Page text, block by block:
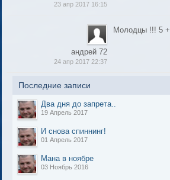
23 апр 2017 16:15
андрей 72
24 апр 2017 22:37
Молодцы !!! 5 +
Последние записи
Два дня до запрета..
19 Апрель 2017
И снова спиннинг!
01 Апрель 2017
Мана в ноябре
03 Ноябрь 2016